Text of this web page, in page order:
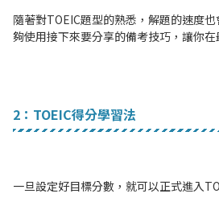
隨著對TOEIC題型的熟悉，解題的速度
夠使用接下來要分享的備考技巧，讓你在
2：TOEIC得分學習法
一旦設定好目標分數，就可以正式進入